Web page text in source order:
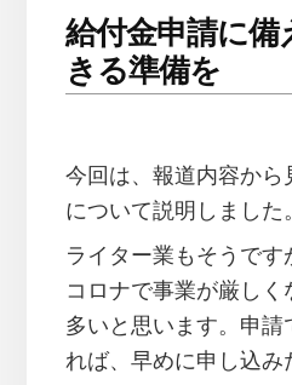
給付金申請に備
きる準備を
今回は、報道内容から
について説明しました。
ライター業もそうです
コロナで事業が厳しく
多いと思います。申請
れば、早めに申し込み